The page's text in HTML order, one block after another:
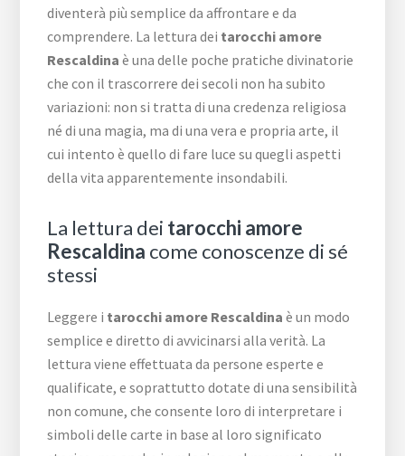
diventerà più semplice da affrontare e da
comprendere. La lettura dei tarocchi amore
Rescaldina è una delle poche pratiche divinatorie
che con il trascorrere dei secoli non ha subito
variazioni: non si tratta di una credenza religiosa
né di una magia, ma di una vera e propria arte, il
cui intento è quello di fare luce su quegli aspetti
della vita apparentemente insondabili.
La lettura dei tarocchi amore
Rescaldina come conoscenze di sé
stessi
Leggere i tarocchi amore Rescaldina è un modo
semplice e diretto di avvicinarsi alla verità. La
lettura viene effettuata da persone esperte e
qualificate, e soprattutto dotate di una sensibilità
non comune, che consente loro di interpretare i
simboli delle carte in base al loro significato